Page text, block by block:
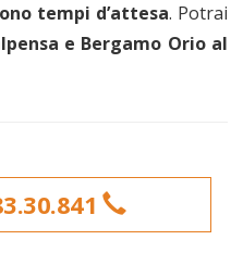
tempi d’attesa. Potrai
e Bergamo Orio al